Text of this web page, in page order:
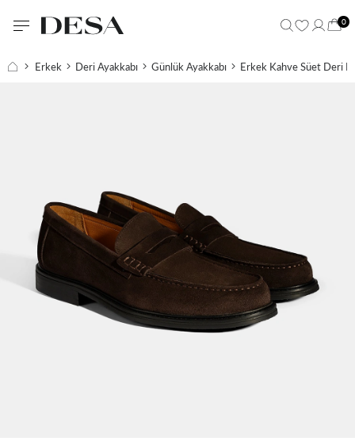
0
Erkek Deri Ayakkabı Günlük Ayakkabı Erkek Kahve Süet Deri